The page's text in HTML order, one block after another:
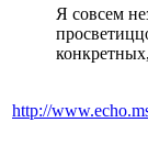
Я совсем
http://